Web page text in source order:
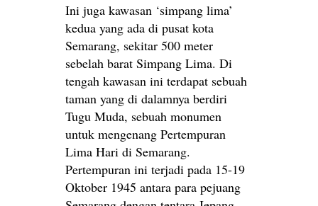
Ini juga kawasan ‘simpang lima’
kedua yang ada di pusat kota
Semarang, sekitar 500 meter
sebelah barat Simpang Lima. Di
tengah kawasan ini terdapat sebuah
taman yang di dalamnya berdiri
Tugu Muda, sebuah monumen
untuk mengenang Pertempuran
Lima Hari di Semarang.
Pertempuran ini terjadi pada 15-19
Oktober 1945 antara para pejuang